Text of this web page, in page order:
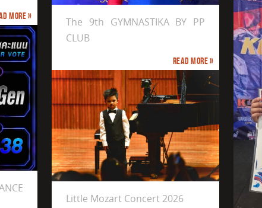
more »
The 9th GYMNASTIKA BY PP
CLUB
Read more »
Little Mozart Concert 2026